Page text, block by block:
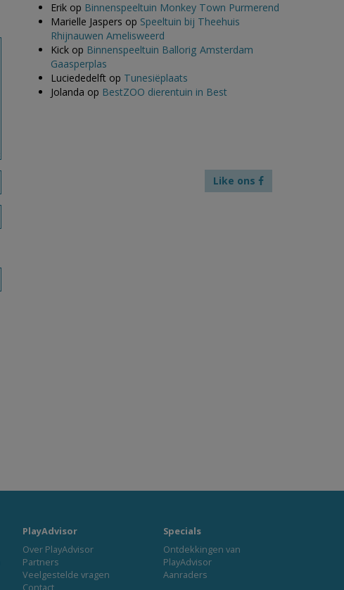
Erik op Binnenspeeltuin Monkey Town Purmerend
Marielle Jaspers op Speeltuin bij Theehuis
Rhijnauwen Amelisweerd
Kick op Binnenspeeltuin Ballorig Amsterdam
Gaasperplas
Luciededelft op Tunesiëplaats
Jolanda op BestZOO dierentuin in Best
Like ons
PlayAdvisor
Over PlayAdvisor
Partners
Veelgestelde vragen
Contact
Specials
Ontdekkingen van
PlayAdvisor
Aanraders